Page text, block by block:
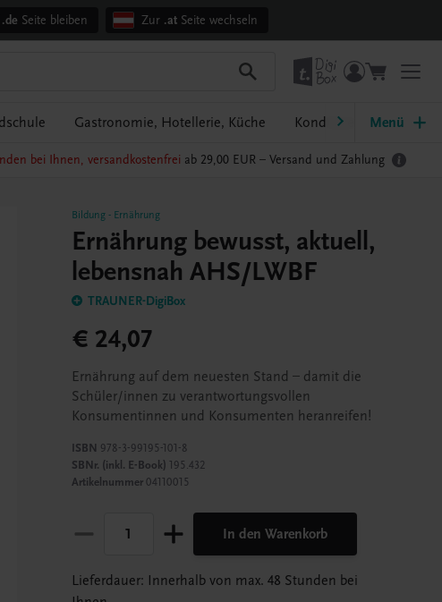
.de Seite bleiben Zur .atSeite wechseln
Gastronomie, Hotellerie, Küche Konditorei, Bäckerei
Menü
bei Ihnen, versandkostenfrei ab 29,00 EUR – Versand und Zahlung
Bildung- Ernährung
Ernährung bewusst, aktuell,
lebensnah AHS/LWBF
TRAUNER-DigiBox
€ 24,07
Ernährung auf dem neuesten Stand – damit die
Schüler/innen zu verantwortungsvollen
Konsumentinnen und Konsumenten heranreifen!
ISBN 978-3-99195-101-8
SBNr. (inkl. E-Book) 195.432
Artikelnummer04110015
In den Warenkorb
Lieferdauer: Innerhalb von max. 48 Stunden bei